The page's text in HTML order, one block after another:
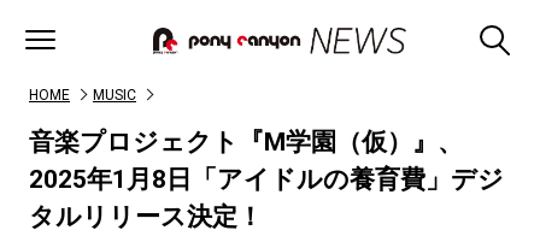
HOME MUSIC
音楽プロジェクト『M学園（仮）』、
2025年1月8日「アイドルの養育費」デジ
タルリリース決定！